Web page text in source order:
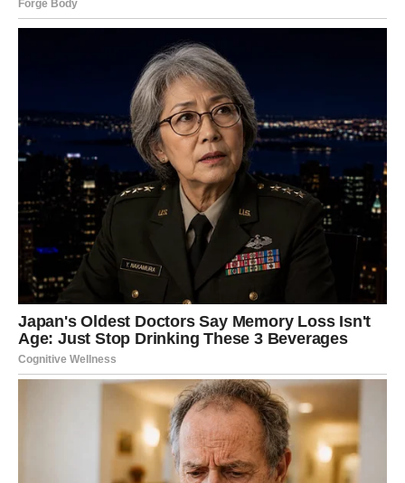
Takođe, menopauza može povećati rizik od
kardiovaskularnih bolesti . Istraživanja su pokazala da
žene u menopauzi mogu biti sklonije vaskularnim
problemima, pa je stoga ključno voditi računa o
zdravlju srca i krvnih sudova. Otečenost u rukama i
nogama je još jedan simptom koji može nastati tokom
ovog perioda, a smanjenje unosa tečnosti pre
spavanja može pomoći u ublažavanju ovog problema.
Jedan od najvažnijih, ali često zanemarenih simptoma, su
. Žene koje tokom svog života nisu imale